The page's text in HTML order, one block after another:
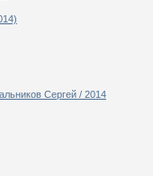
Сергей / 2014